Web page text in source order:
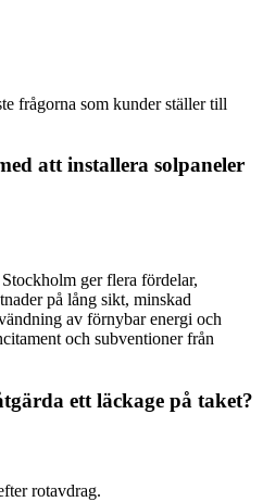
frågorna som kunder ställer till
att installera solpaneler
ger flera fördelar,
på lång sikt, minskad
av förnybar energi och
och subventioner från
ett läckage på taket?
rotavdrag.